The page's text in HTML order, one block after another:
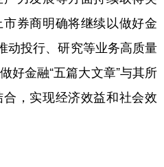
时尚 悦读
亚太网 上市公司
券商明确将继续以做好金
动投行、研究等业务高质量
好金融“五篇大文章”与其所
，实现经济效益和社会效